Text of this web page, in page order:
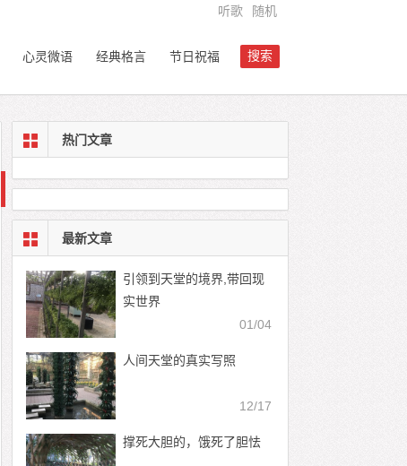
听歌 随机
搜索
心灵微语 经典格言 节日祝福
热门文章
最新文章
引领到天堂的境界,带回现
实世界
01/04
人间天堂的真实写照
12/17
撑死大胆的，饿死了胆怯